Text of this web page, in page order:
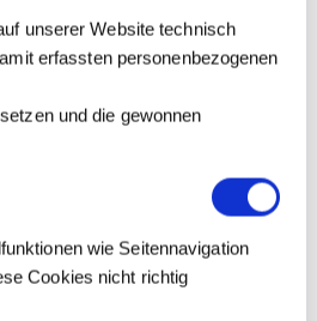
unserer Website technisch
erfassten personenbezogenen
und die gewonnen
wie Seitennavigation
Cookies nicht richtig